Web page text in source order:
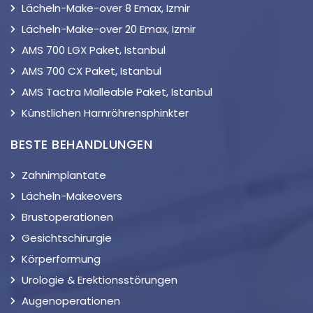
Lächeln-Make-over 8 Emax, Izmir
Lächeln-Make-over 20 Emax, Izmir
AMS 700 LGX Paket, Istanbul
AMS 700 CX Paket, Istanbul
AMS Tactra Malleable Paket, Istanbul
Künstlichen Harnröhrensphinkter
BESTE BEHANDLUNGEN
Zahnimplantate
Lächeln-Makeovers
Brustoperationen
Gesichtschirurgie
Körperformung
Urologie & Erektionsstörungen
Augenoperationen